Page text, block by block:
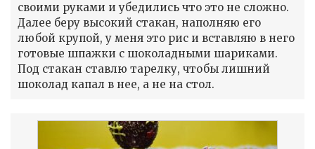
своими руками и убедились что это не сложно.
Далее беру высокий стакан, наполняю его
любой крупой, у меня это рис и вставляю в него
готовые шпажки с шоколадными шариками.
Под стакан ставлю тарелку, чтобы лишний
шоколад капал в нее, а не на стол.